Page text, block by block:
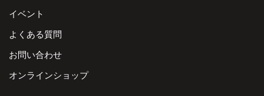
イベント
よくある質問
お問い合わせ
オンラインショップ